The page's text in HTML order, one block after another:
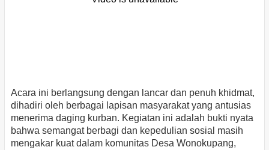
Acara ini berlangsung dengan lancar dan penuh khidmat,
dihadiri oleh berbagai lapisan masyarakat yang antusias
menerima daging kurban. Kegiatan ini adalah bukti nyata
bahwa semangat berbagi dan kepedulian sosial masih
mengakar kuat dalam komunitas Desa Wonokupang,